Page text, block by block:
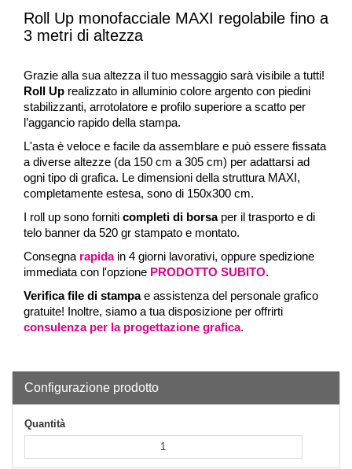
Roll Up monofacciale MAXI regolabile fino a
3 metri di altezza
Grazie alla sua altezza il tuo messaggio sarà visibile a tutti!
Roll Up realizzato in alluminio colore argento con piedini
stabilizzanti, arrotolatore e profilo superiore a scatto per
l’aggancio rapido della stampa.
L'asta è veloce e facile da assemblare e può essere fissata
a diverse altezze (da 150 cm a 305 cm) per adattarsi ad
ogni tipo di grafica. Le dimensioni della struttura MAXI,
completamente estesa, sono di 150x300 cm.
I roll up sono forniti completi di borsaper il trasporto e di
telo banner da 520 gr stampato e montato.
Consegna rapidain 4 giorni lavorativi, oppure spedizione
immediata con l'opzione PRODOTTO SUBITO.
Verifica file di stampae assistenza del personale grafico
gratuite! Inoltre, siamo a tua disposizione per offrirti
consulenza per la progettazione grafica.
Configurazione prodotto
Quantità